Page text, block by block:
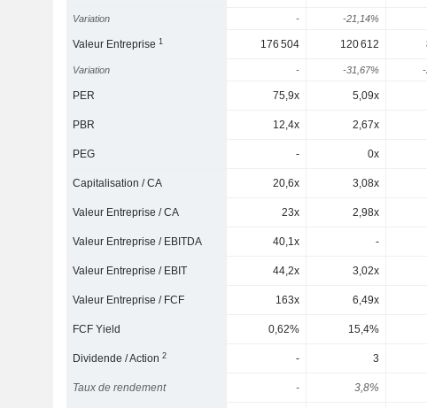
Variation - -21,14%
Valeur Entreprise1 176 504 120 612
Variation - -31,67%
PER 75,9x 5,09x
PBR 12,4x 2,67x
PEG - 0x
Capitalisation / CA 20,6x 3,08x
Valeur Entreprise / CA 23x 2,98x
Valeur Entreprise / EBITDA 40,1x -
Valeur Entreprise / EBIT 44,2x 3,02x
Valeur Entreprise / FCF 163x 6,49x
FCF Yield 0,62% 15,4%
Dividende / Action2 - 3
Taux de rendement - 3,8%